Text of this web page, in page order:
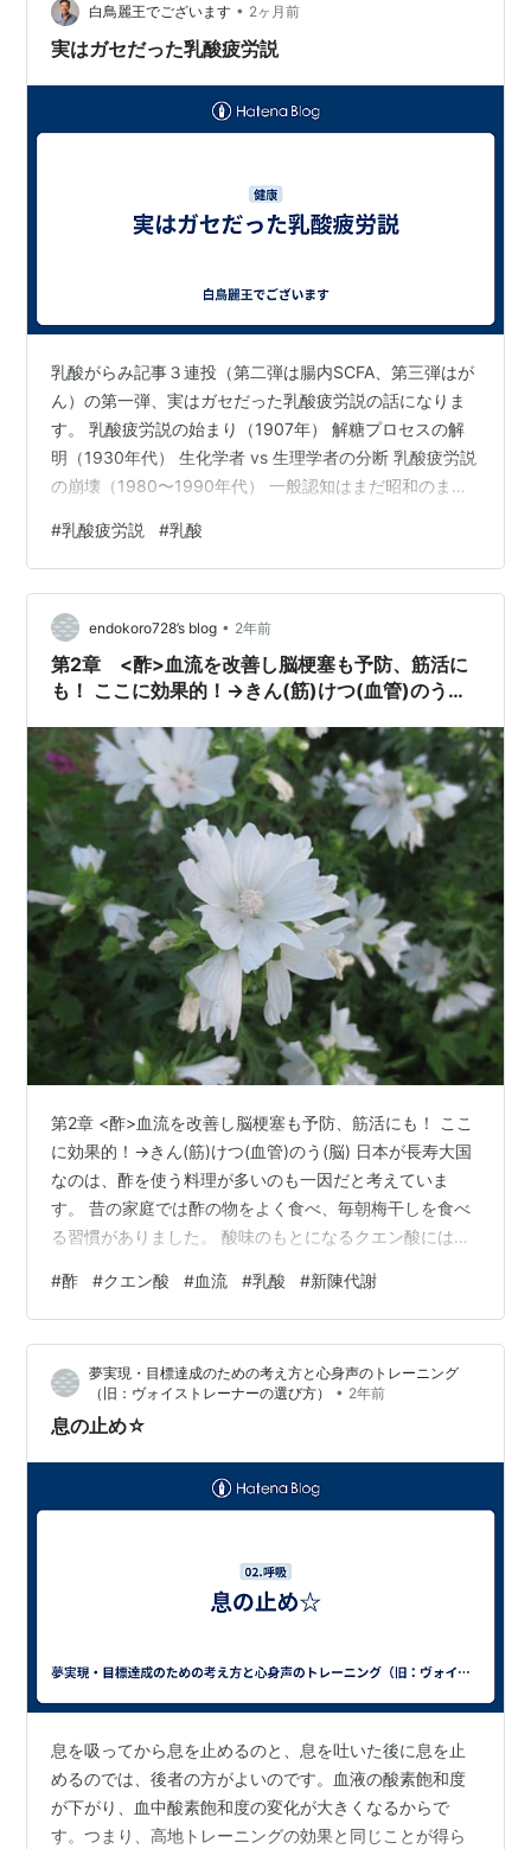
ったく別物なんです。 服で例えると、 乳酸菌→原始人の
服 （LDHで単純発酵 EXILEじゃねーよ） …
白鳥麗王でございます • 2ヶ月前
実はガセだった乳酸疲労説
乳酸がらみ記事３連投（第二弾は腸内SCFA、第三弾はが
ん）の第一弾、実はガセだった乳酸疲労説の話になりま
す。 乳酸疲労説の始まり（1907年） 解糖プロセスの解
明（1930年代） 生化学者 vs 生理学者の分断 乳酸疲労説
の崩壊（1980〜1990年代） 一般認知はまだ昭和のまま
からだ」と教わってきました。 でも実は—— 乳酸は疲労
の原因ではありません。 むしろ筋肉の味方だったので
す。 「乳酸疲労説はなぜ生まれ、どう否定されたの
か？」 をまとめていきます。 乳酸疲労説の始まり
（1907年） イギリスの生理学者 A.V. Hill はこう考え…
#乳酸疲労説 #乳酸
endokoro728’s blog • 2年前
第2章 <酢>血流を改善し脳梗塞も予防、筋活に
も！ ここに効果的！→きん(筋)けつ(血管)のう
第2章 <酢>血流を改善し脳梗塞も予防、筋活にも！ ここ
に効果的！→きん(筋)けつ(血管)のう(脳) 日本が長寿大国
なのは、酢を使う料理が多いのも一因だと考えていま
す。 昔の家庭では酢の物をよく食べ、毎朝梅干しを食べ
る習慣がありました。 酸味のもとになるクエン酸には、
血圧を防ぎ、食後の血糖値の上昇をゆるやかにすること
で、糖尿病や脳梗塞の予防にも。 クエン酸には、血液中
の乳酸を分解して新陳代謝をうながすサイクルがあり、
疲労回復効果も期待できます。 いつもの料理に酢をサッ
とふりかければ、酸味が加わって減塩になるし、牛乳に
酢を入れるとラッシー風にな…
#酢 #クエン酸 #血流 #乳酸 #新陳代謝
夢実現・目標達成のための考え方と心身声のトレーニング
（旧：ヴォイストレーナーの選び方）
• 2年前
息の止め☆
息を吸ってから息を止めるのと、息を吐いた後に息を止
めるのでは、後者の方がよいのです。血液の酸素飽和度
が下がり、血中酸素飽和度の変化が大きくなるからで
す。つまり、高地トレーニングの効果と同じことが得ら